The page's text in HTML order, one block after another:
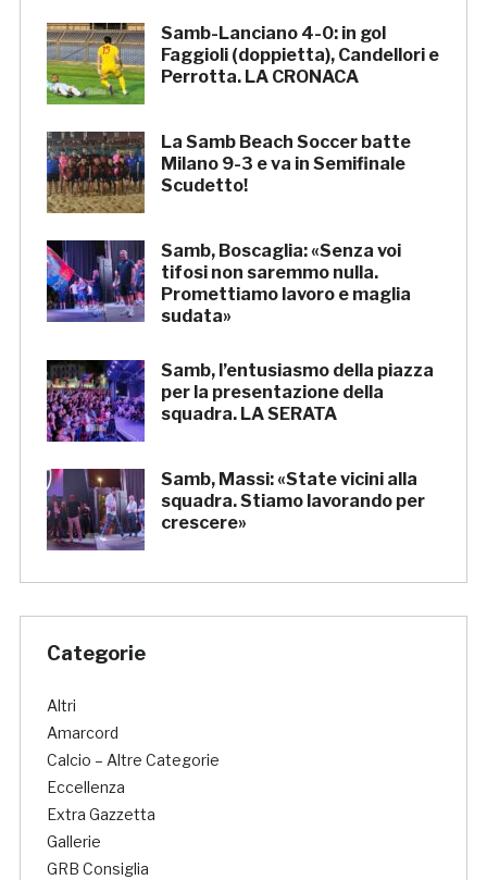
Samb-Lanciano 4-0: in gol
Faggioli (doppietta), Candellori e
Perrotta. LA CRONACA
La Samb Beach Soccer batte
Milano 9-3 e va in Semifinale
Scudetto!
Samb, Boscaglia: «Senza voi
tifosi non saremmo nulla.
Promettiamo lavoro e maglia
sudata»
Samb, l’entusiasmo della piazza
per la presentazione della
squadra. LA SERATA
Samb, Massi: «State vicini alla
squadra. Stiamo lavorando per
crescere»
Categorie
Altri
Amarcord
Calcio – Altre Categorie
Eccellenza
Extra Gazzetta
Gallerie
GRB Consiglia